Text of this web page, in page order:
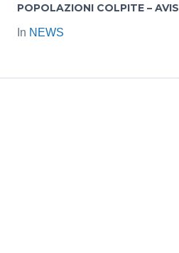
POPOLAZIONI COLPITE – AVIS
In NEWS